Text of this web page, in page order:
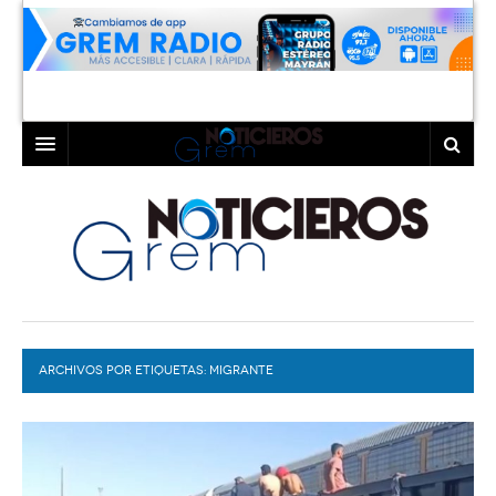
LAGUNA
TORREÓN
GÓMEZ PALACIO
LERDO
COAHUILA
DURANGO
DEPORTES
ARCHIVOS POR ETIQUETAS: MIGRANTE